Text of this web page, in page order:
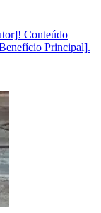
Conteúdo
Principal].